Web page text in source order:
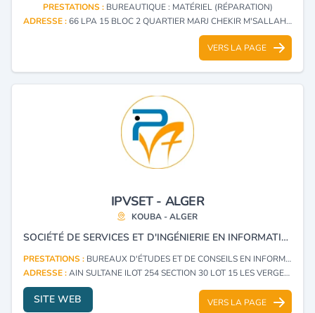
PRESTATIONS : BUREAUTIQUE : MATÉRIEL (RÉPARATION)
ADRESSE :66 LPA 15 BLOC 2 QUARTIER MARJ CHEKIR M'SALLAH - MEDEA
VERS LA PAGE
IPVSET - ALGER
KOUBA - ALGER
SOCIÉTÉ DE SERVICES ET D'INGÉNIERIE EN INFORMATIQUE (SSII), SPÉCIALISÉE DANS L’INTÉGRATION D'INFRASTRUCTURES DATA-CENTER ET CYBERSÉCURITÉ, DES SYSTÈMES D'INFORMATION ET DE GESTION ERP/CRM, DES SOLUTIONS DE NUMÉRISATION ET GED.
PRESTATIONS : BUREAUX D'ÉTUDES ET DE CONSEILS EN INFORMATIQUE (CONSULTING)
ADRESSE :AIN SULTANE ILOT 254 SECTION 30 LOT 15 LES VERGERS KOUBA - ALGER
SITE WEB VERS LA PAGE